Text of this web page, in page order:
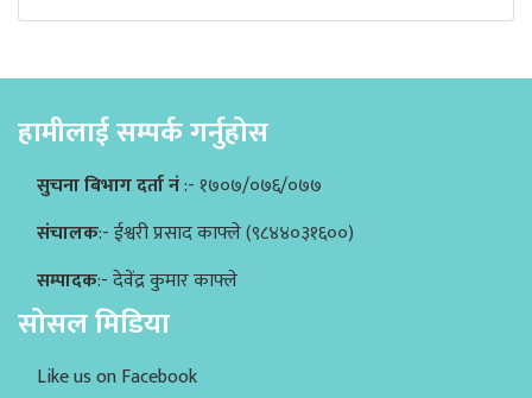
हामीलाई सम्पर्क गर्नुहोस
सुचना बिभाग दर्ता नं:- १७०७/०७६/०७७
संचालक:- ईश्वरी प्रसाद काफ्ले (९८४४०३१६००)
सम्पादक:- देवेंद्र कुमार काफ्ले
सोसल मिडिया
Like us on Facebook